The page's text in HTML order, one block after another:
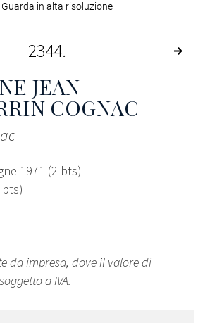
Guarda in alta risoluzione
2344
JEAN
COGNAC
1971 (2 bts)
bts)
da impresa, dove il valore di
a IVA.